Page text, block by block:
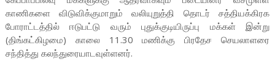
காணிகளை விடுவிக்குமாறும் வலியுறுத்தி தொடர் சத்தியக்கிரக
போராட்டத்தில் ஈடுபட்டு வரும் புதுக்குடியிருப்பு மக்கள் இன்று
(திங்கட்கிழமை) காலை 11.30 மணிக்கு பிரதேச செயலாளரை
சந்தித்து கலந்துரையாடவுள்ளனர்.